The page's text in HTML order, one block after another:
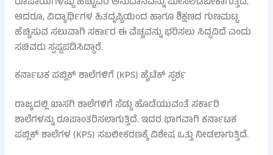
ಆದರೂ, ವಿದ್ಯಾರ್ಥಿಗಳ ಹಿತದೃಷ್ಟಿಯಿಂದ ಹಾಗೂ ಶಿಕ್ಷಣದ ಗುಣಮಟ್ಟ
ಹೆಚ್ಚಿಸುವ ಸಲುವಾಗಿ ಸರ್ಕಾರ ಈ ವೆಚ್ಚವನ್ನು ಭರಿಸಲು ಸಿದ್ದವಿದೆ ಎಂದು
ಸಚಿವರು ಸ್ಪಷ್ಟಪಡಿಸಿದ್ದಾರೆ.
ಕರ್ನಾಟಕ ಪಬ್ಲಿಕ್ ಶಾಲೆಗಳಿಗೆ (KPS) ಹೈಟೆಕ್ ಸ್ಪರ್ಶ
ರಾಜ್ಯದಲ್ಲಿ ಖಾಸಗಿ ಶಾಲೆಗಳಿಗೆ ಸೆಡ್ಡು ಹೊಡೆಯುವಂತೆ ಸರ್ಕಾರಿ
ಶಾಲೆಗಳನ್ನು ರೂಪಾಂತರಿಸಲಾಗುತ್ತಿದೆ. ಇದರ ಭಾಗವಾಗಿ ಕರ್ನಾಟಕ
ಪಬ್ಲಿಕ್ ಶಾಲೆಗಳ (KPS) ಸಬಲೀಕರಣಕ್ಕೆ ವಿಶೇಷ ಒತ್ತು ನೀಡಲಾಗುತ್ತಿದೆ.